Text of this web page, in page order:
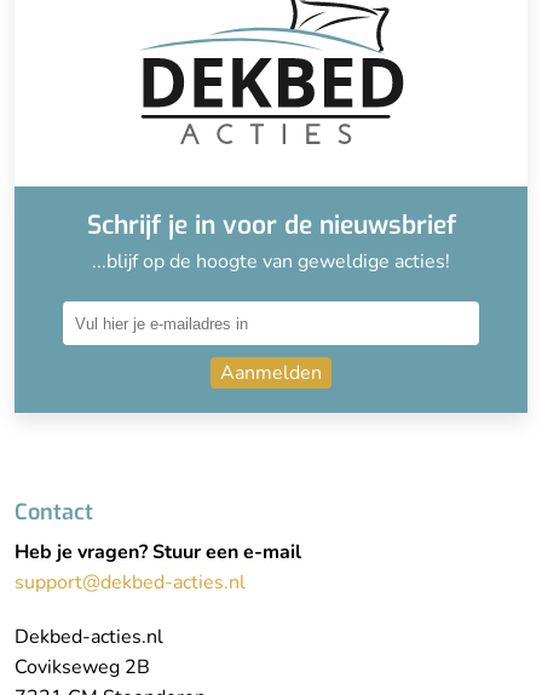
Schrijf je in voor de nieuwsbrief
...blijf op de hoogte van geweldige acties!
Aanmelden
Contact
Heb je vragen? Stuur een e-mail
support@dekbed-acties.nl
Dekbed-acties.nl
Covikseweg 2B